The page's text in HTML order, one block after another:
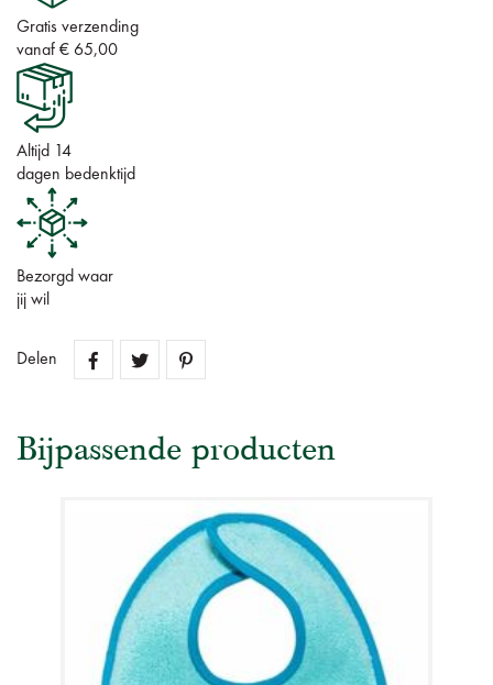
Gratis verzending
vanaf € 65,00
Altijd 14
dagen bedenktijd
Bezorgd waar
jij wil
Delen
Bijpassende producten